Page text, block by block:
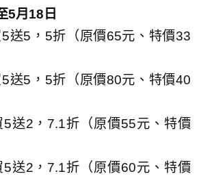
5月18日
5送5，5折（原價65元、特價33
5送5，5折（原價80元、特價40
5送2，7.1折（原價55元、特價
5送2，7.1折（原價60元、特價